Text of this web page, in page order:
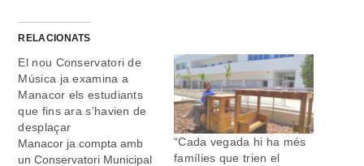
RELACIONATS
El nou Conservatori de
Música ja examina a
Manacor els estudiants
que fins ara s’havien de
desplaçar
Manacor ja compta amb
un Conservatori Municipal
“Cada vegada hi ha més
famílies que trien el